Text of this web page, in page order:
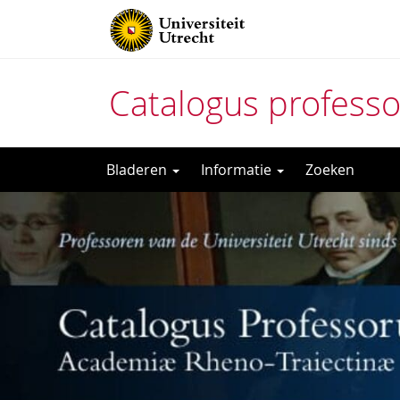
Catalogus
naar
het
inhoud
Bladeren Informatie Zoeken